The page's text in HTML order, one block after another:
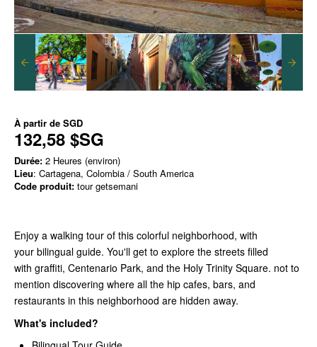
À partir de SGD
132,58 $SG
Durée: 2 Heures (environ)
Lieu: Cartagena, Colombia / South America
Code produit: tour getsemani
Enjoy a walking tour of this colorful neighborhood, with
your bilingual guide. You'll get to explore the streets filled
with graffiti, Centenario Park, and the Holy Trinity Square. not to
mention discovering where all the hip cafes, bars, and
restaurants in this neighborhood are hidden away.
What's included?